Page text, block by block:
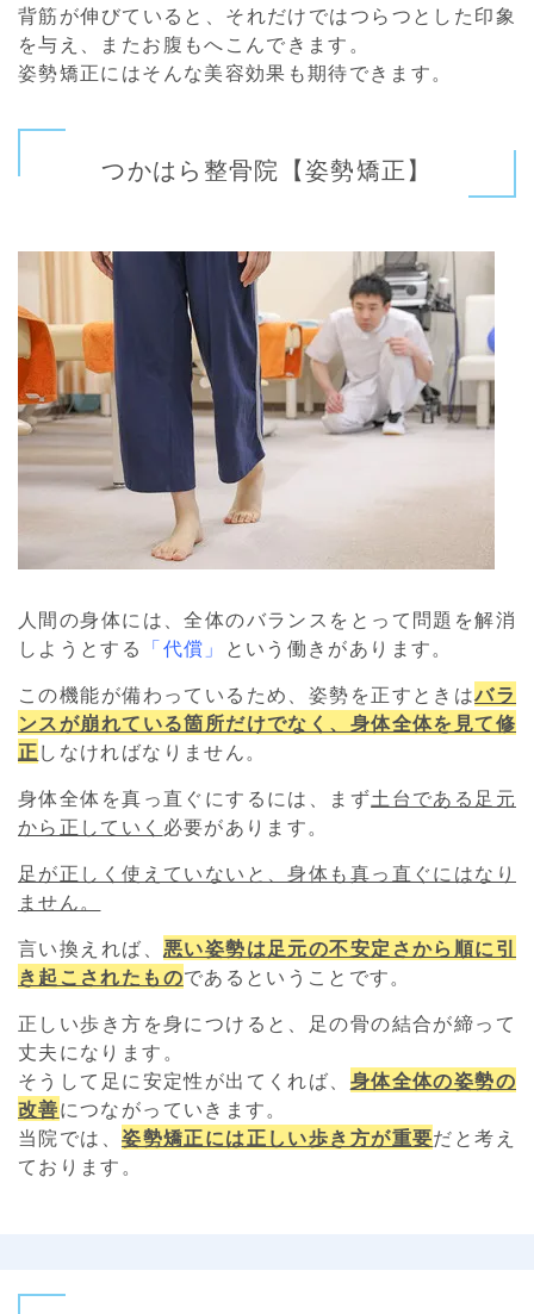
背筋が伸びていると、それだけではつらつとした印象
を与え、またお腹もへこんできます。
姿勢矯正にはそんな美容効果も期待できます。
つかはら整骨院【姿勢矯正】
人間の身体には、全体のバランスをとって問題を解消
しようとする 「代償」
という働きがあります。
この機能が備わっているため、姿勢を正すときはバラ
ンスが崩れている箇所だけでなく、身体全体を見て修
正しなければなりません。
身体全体を真っ直ぐにするには、まず土台である足元
から正していく 必要があります。
足が正しく使えていないと、身体も真っ直ぐにはなり
ません。
言い換えれば、 悪い姿勢は足元の不安定さから順に引
き起こされたものであるということです。
正しい歩き方を身につけると、
足の骨の結合が締って
丈夫になります。
そうして足に安定性が出てくれば、 身体全体の姿勢の
改善につながっていきます。
当院では、姿勢矯正には正しい歩き方が重要だと考え
ております。